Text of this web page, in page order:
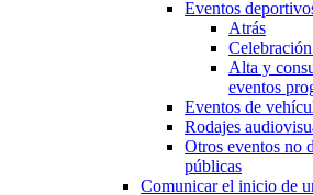
Eventos
Atrás
Alta y
eventos
Eventos de
Rodajes
Otros eventos no
públicas
Comunicar el inicio de